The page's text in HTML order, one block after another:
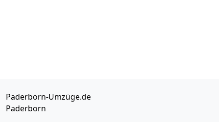
Paderborn-Umzüge.de
Paderborn